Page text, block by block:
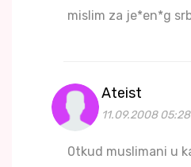
mislim za je*en*g
Ateist
11.09.2008
0tkud muslimani u